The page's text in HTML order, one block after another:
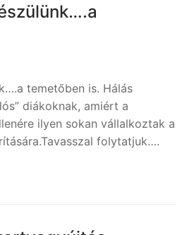
temetőben is. Hálás
diákoknak, amiért a
ilyen sokan vállalkoztak a
folytatjuk….